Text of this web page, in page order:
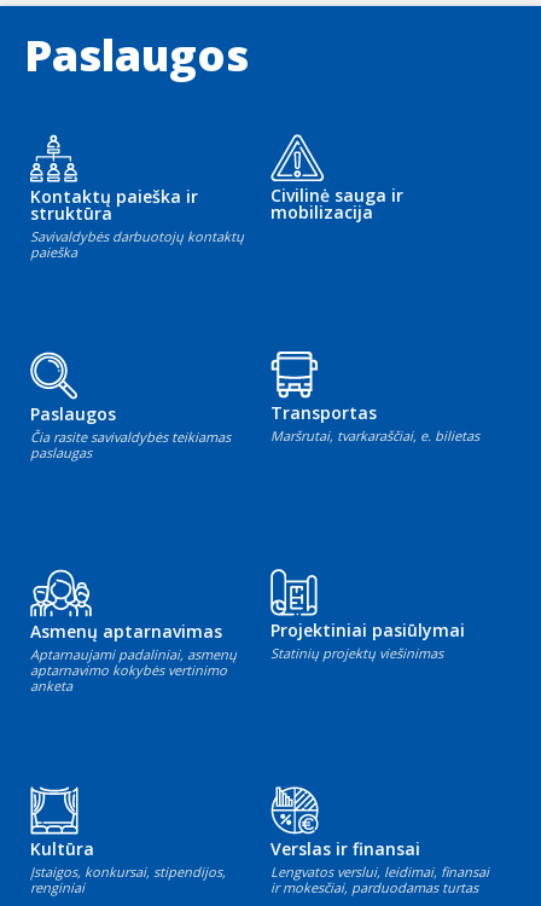
Paslaugos
Kontaktų paieška ir
struktūra
Savivaldybės darbuotojų kontaktų
paieška
Civilinė sauga ir
mobilizacija
Paslaugos
Čia rasite savivaldybės teikiamas
paslaugas
Transportas
Maršrutai, tvarkaraščiai, e. bilietas
Asmenų aptarnavimas
Aptarnaujami padaliniai, asmenų
aptarnavimo kokybės vertinimo
anketa
Projektiniai pasiūlymai
Statinių projektų viešinimas
Kultūra
Įstaigos, konkursai, stipendijos,
renginiai
Verslas ir finansai
Lengvatos verslui, leidimai, finansai
ir mokesčiai, parduodamas turtas